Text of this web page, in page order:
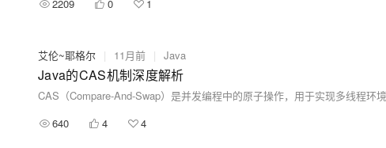
2209
0 1
艾伦~耶格尔 | 11月前 | Java
Java的CAS机制深度解析
640
4 4